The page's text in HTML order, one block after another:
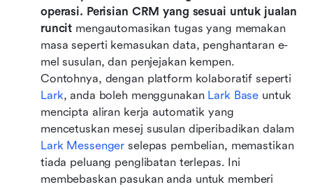
operasi. Perisian CRM yang sesuai untuk jualan
runcit mengautomasikan tugas yang memakan
masa seperti kemasukan data, penghantaran e-
mel susulan, dan penjejakan kempen.
Lark, anda boleh menggunakan Lark Base untuk
mencipta aliran kerja automatik yang
Lark Messenger selepas pembelian, memastikan
tiada peluang penglibatan terlepas. Ini
membebaskan pasukan anda untuk memberi